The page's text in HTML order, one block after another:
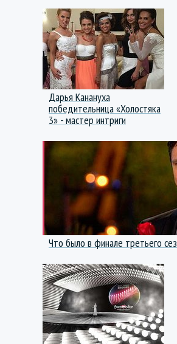
Дарья Канануха
победительница «Холостяка
3» - мастер интриги
Что было в финале третьего